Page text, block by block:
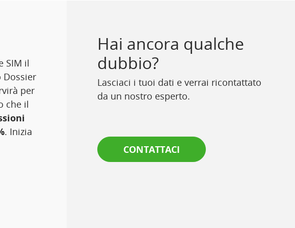
SIM il
Dossier
per
che il
. Inizia
Hai ancora qualche
dubbio?
Lasciaci i tuoi dati e verrai ricontattato
da un nostro esperto.
CONTATTACI